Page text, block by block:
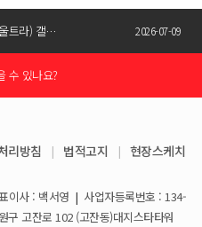
갤럭시Z폴드8(와이드/울트라) 갤럭시Z플립8 사전예약 공지사항 2026-07-09
KT스토어 공식 신청서 작성 관련 자주 묻는 질문
사항
사항
나요?
수 있나요?
가능한가요?
있나요?
리방침 | 법적고지 | 현장스케치
이사 : 백서영 | 사업자등록번호 : 134-
구 고잔로 102 (고잔동)대지스타타워